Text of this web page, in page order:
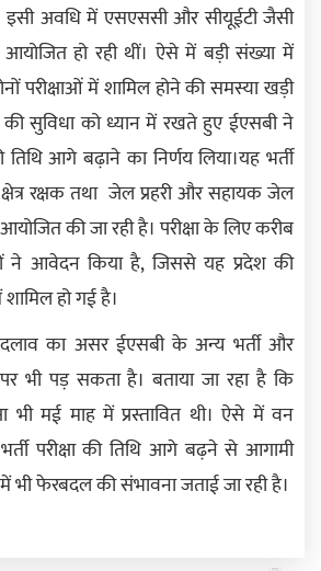
अवधि में एसएससी और सीयूईटी जैसी
आयोजित हो रही थीं। ऐसे में बड़ी संख्या में
परीक्षाओं में शामिल होने की समस्या खड़ी
की सुविधा को ध्यान में रखते हुए ईएसबी ने
तिथि आगे बढ़ाने का निर्णय लिया।यह भर्ती
रक्षक तथा जेल प्रहरी और सहायक जेल
की जा रही है। परीक्षा के लिए करीब
ने आवेदन किया है, जिससे यह प्रदेश की
शामिल हो गई है।
बदलाव का असर ईएसबी के अन्य भर्ती और
भी पड़ सकता है। बताया जा रहा है कि
भी मई माह में प्रस्तावित थी। ऐसे में वन
परीक्षा की तिथि आगे बढ़ने से आगामी
भी फेरबदल की संभावना जताई जा रही है।